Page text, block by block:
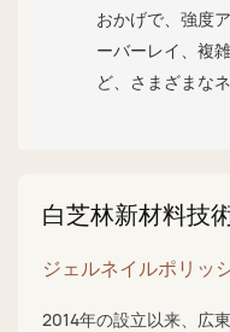
おかげで、強度
ーバーレイ、複
ど、さまざまな
白芝林新材料技
ジェルネイルポリッ
2014年の設立以来、広